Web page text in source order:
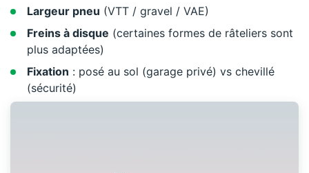
Largeur pneu (VTT / gravel / VAE)
Freins à disque (certaines formes de râteliers sont
plus adaptées)
Fixation : posé au sol (garage privé) vs chevillé
(sécurité)